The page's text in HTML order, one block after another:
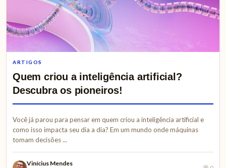
ARTIGOS
Quem criou a inteligência artificial?
Descubra os pioneiros!
Você já parou para pensar em quem criou a inteligência artificial e
como isso impacta seu dia a dia? Em um mundo onde máquinas
tomam decisões ...
Vinícius Mendes